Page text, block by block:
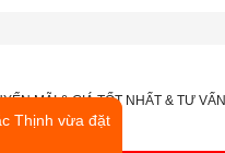
MÃI & GIÁ TỐT NHẤT & TƯ VẤN
Thịnh vừa đặt